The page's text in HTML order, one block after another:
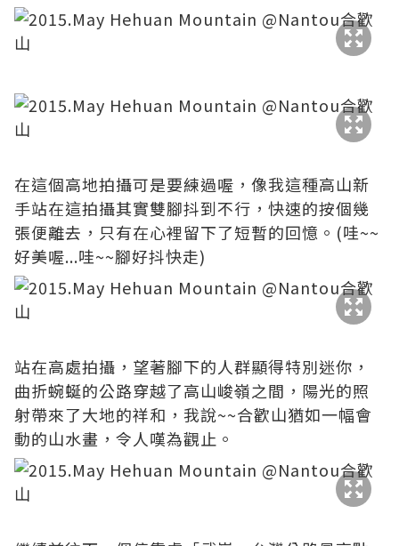
在這個高地拍攝可是要練過喔，像我這種高山新
手站在這拍攝其實雙腳抖到不行，快速的按個幾
張便離去，只有在心裡留下了短暫的回憶。(哇~~
好美喔...哇~~腳好抖快走)
站在高處拍攝，望著腳下的人群顯得特別迷你，
曲折蜿蜒的公路穿越了高山峻嶺之間，陽光的照
射帶來了大地的祥和，我說~~合歡山猶如一幅會
動的山水畫，令人嘆為觀止。